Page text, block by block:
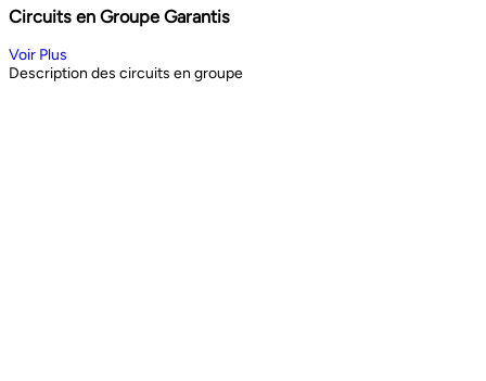
Circuits en Groupe Garantis
Voir Plus
Description des circuits en groupe